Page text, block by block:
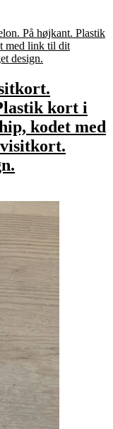
kort i
kodet med